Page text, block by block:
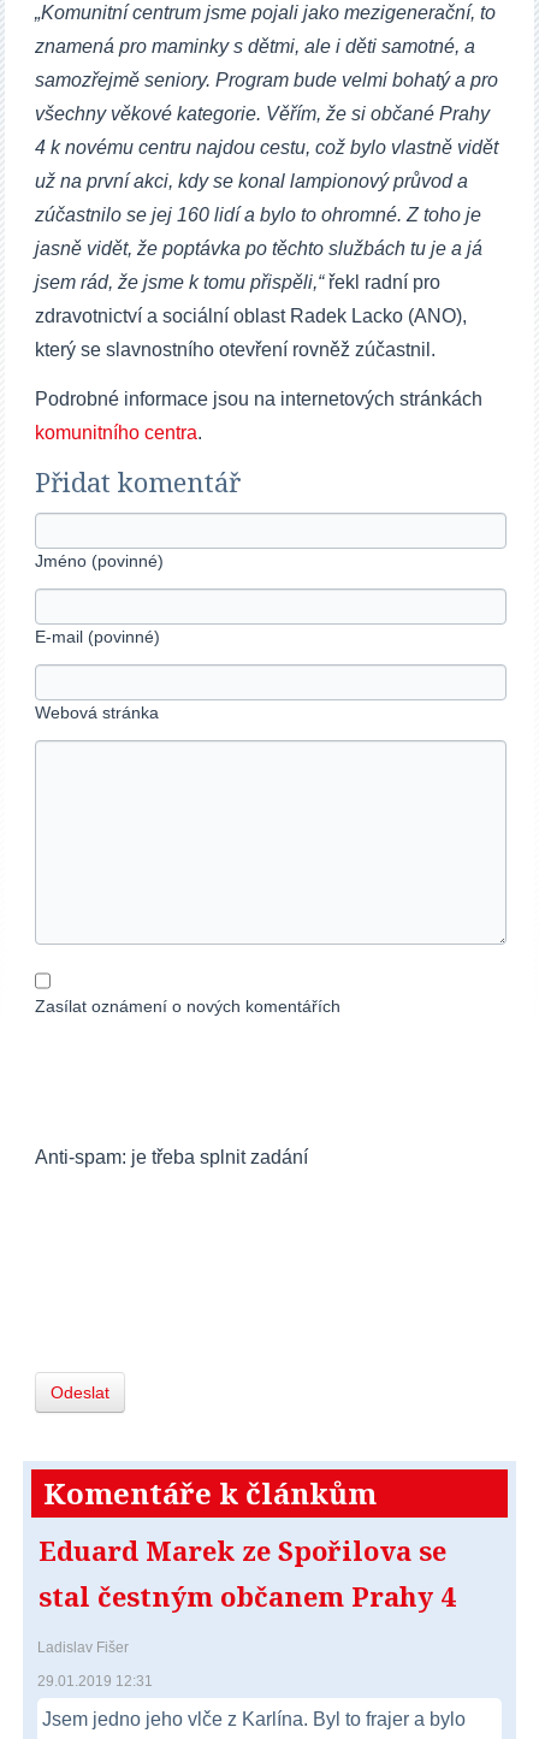
„Komunitní centrum jsme pojali jako mezigenerační, to
znamená pro maminky s dětmi, ale i děti samotné, a
samozřejmě seniory. Program bude velmi bohatý a pro
všechny věkové kategorie. Věřím, že si občané Prahy
4 k novému centru najdou cestu, což bylo vlastně vidět
už na první akci, kdy se konal lampionový průvod a
zúčastnilo se jej 160 lidí a bylo to ohromné. Z toho je
jasně vidět, že poptávka po těchto službách tu je a já
jsem rád, že jsme k tomu přispěli,“řekl radní pro
zdravotnictví a sociální oblast Radek Lacko (ANO),
který se slavnostního otevření rovněž zúčastnil.
Podrobné informace jsou na internetových stránkách
komunitního centra.
Přidat komentář
Jméno (povinné)
E-mail (povinné)
Webová stránka
Zasílat oznámení o nových komentářích
Anti-spam: je třeba splnit zadání
Odeslat
Komentáře k článkům
Eduard Marek ze Spořilova se
stal čestným občanem Prahy 4
Ladislav Fišer
29.01.2019 12:31
Jsem jedno jeho vlče z Karlína. Byl to frajer a bylo